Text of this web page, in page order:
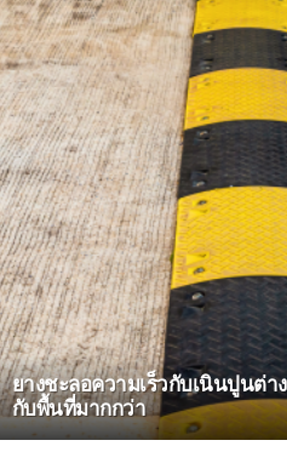
ยางชะลอความเร็วกับเนินปูนต่า
กับพื้นที่มากกว่า